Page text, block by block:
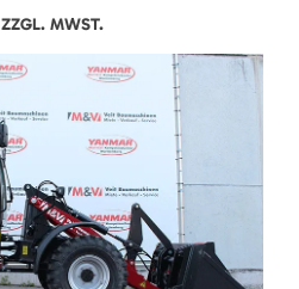
ZZGL. MWST.